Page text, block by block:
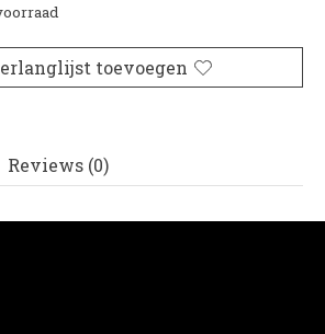
toevoegen
Reviews (0)